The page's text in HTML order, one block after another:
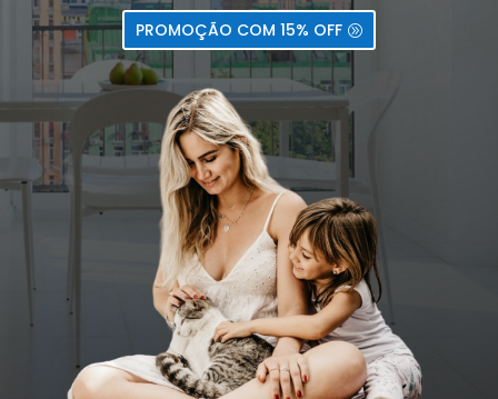
PROMOÇÃO COM 15% OFF